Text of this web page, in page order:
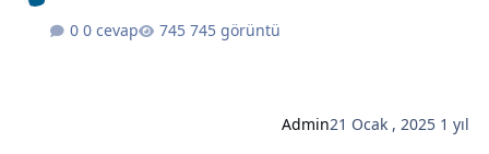
0 cevap 745 görüntü
Admin21 Ocak , 2025 1 yıl